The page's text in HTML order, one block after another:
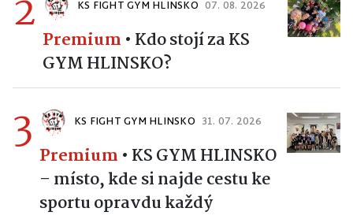
2 KS FIGHT GYM HLINSKO 07. 08. 2026
Premium • Kdo stojí za KS
GYM HLINSKO?
3 KS FIGHT GYM HLINSKO 31. 07. 2026
Premium • KS GYM HLINSKO
– místo, kde si najde cestu ke
sportu opravdu každý